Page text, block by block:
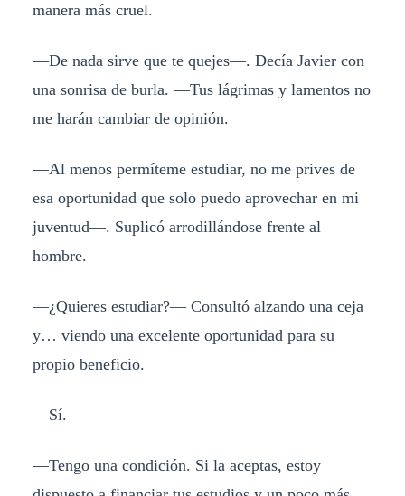
manera más cruel.
—De nada sirve que te quejes—. Decía Javier con
una sonrisa de burla. —Tus lágrimas y lamentos no
me harán cambiar de opinión.
—Al menos permíteme estudiar, no me prives de
esa oportunidad que solo puedo aprovechar en mi
juventud—. Suplicó arrodillándose frente al
hombre.
—¿Quieres estudiar?— Consultó alzando una ceja
y… viendo una excelente oportunidad para su
propio beneficio.
—Sí.
—Tengo una condición. Si la aceptas, estoy